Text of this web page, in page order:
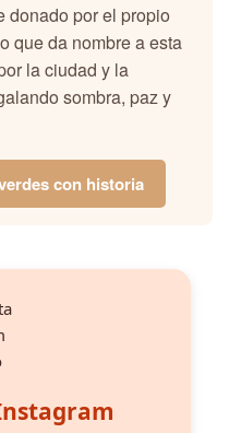
donado por el propio
que da nombre a esta
la ciudad y la
sombra, paz y
con historia